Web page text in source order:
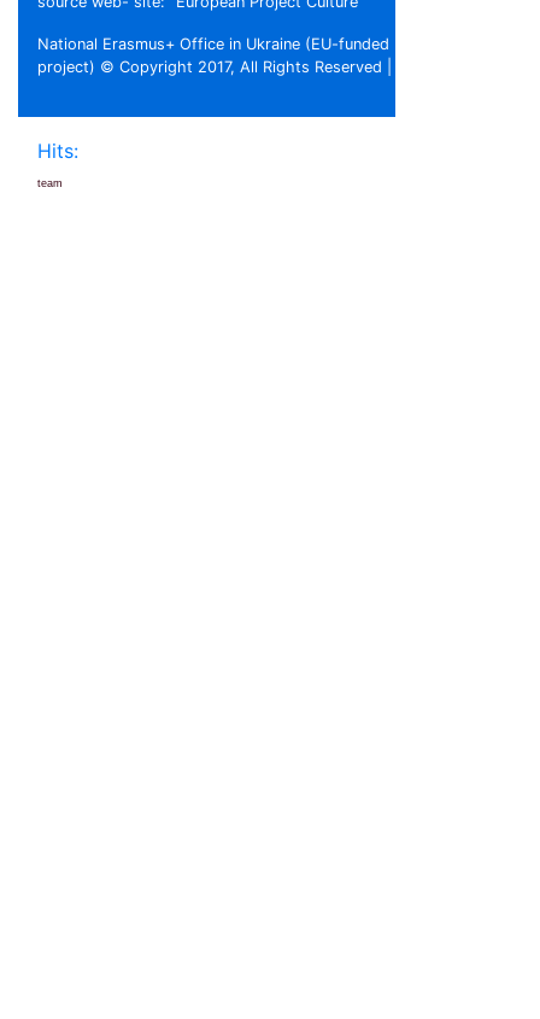
National Erasmus+ Office in Ukraine (EU-funded
project) © Copyright 2017, All Rights Reserved |
Hits:
team